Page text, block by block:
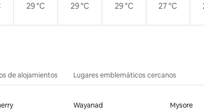
29 °C 29 °C 29 °C 27 °C
de alojamientos Lugares emblemáticos cercanos
Wayanad
Mysore